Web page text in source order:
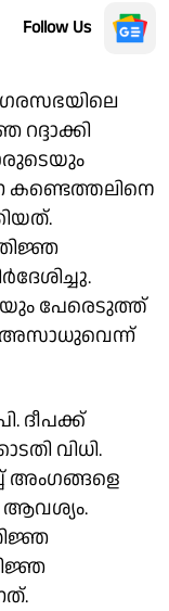
Follow Us
പേരെടുത്ത്
ദീപക്ക്
വിധി.
അം​ഗങ്ങളെ